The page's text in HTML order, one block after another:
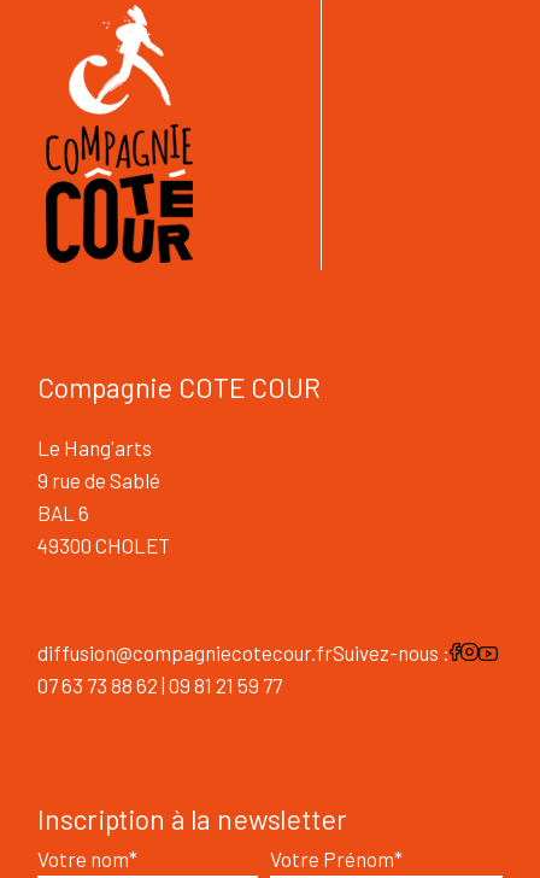
Compagnie COTE COUR
Le Hang'arts
9 rue de Sablé
BAL 6
49300 CHOLET
diffusion@compagniecotecour.fr
07 63 73 88 62 | 09 81 21 59 77
Suivez-nous :
Inscription à la newsletter
Votre nom* Votre Prénom*